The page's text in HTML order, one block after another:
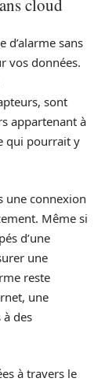
d’alarme sans
vos données.
sont
appartenant à
qui pourrait y
une connexion
Même si
d’une
une
reste
une
des
à travers le